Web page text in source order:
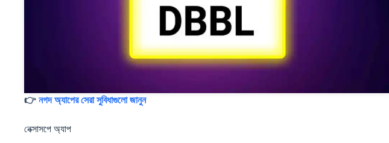
👉 নগদ অ্যাপের সেরা সুবিধাগুলো জানুন
নেক্সাসপে অ্যাপ